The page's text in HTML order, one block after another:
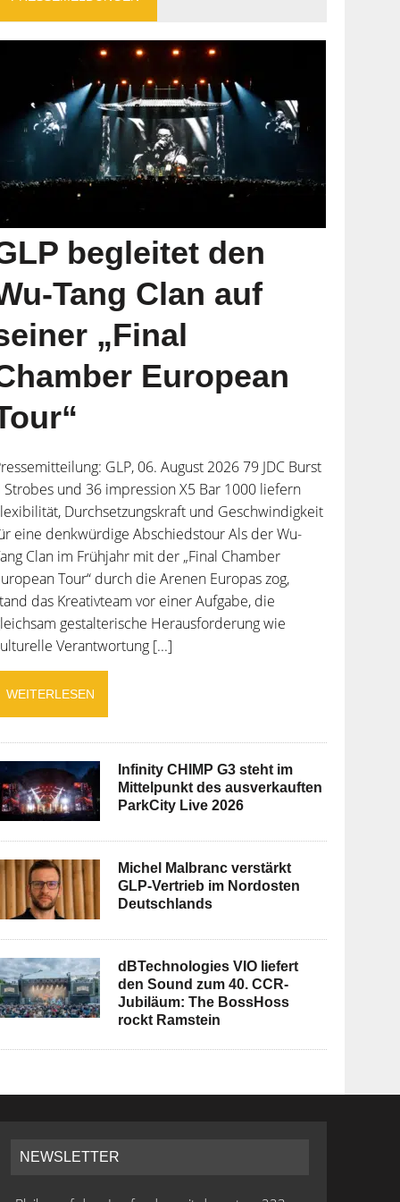
begleitet den
Tang Clan auf
„Final
European
GLP, 06. August 2026 79 JDC Burst
Strobes und 36 impression X5 Bar 1000 liefern
Durchsetzungskraft und Geschwindigkeit
eine denkwürdige Abschiedstour Als der Wu-
Clan im Frühjahr mit der „Final Chamber
Tour“ durch die Arenen Europas zog,
das Kreativteam vor einer Aufgabe, die
gestalterische Herausforderung wie
Verantwortung [...]
WEITERLESEN
Infinity CHIMP G3 steht im
Mittelpunkt des ausverkauften
ParkCity Live 2026
Michel Malbranc verstärkt
GLP-Vertrieb im Nordosten
Deutschlands
dBTechnologies VIO liefert
den Sound zum 40. CCR-
Jubiläum: The BossHoss
rockt Ramstein
NEWSLETTER